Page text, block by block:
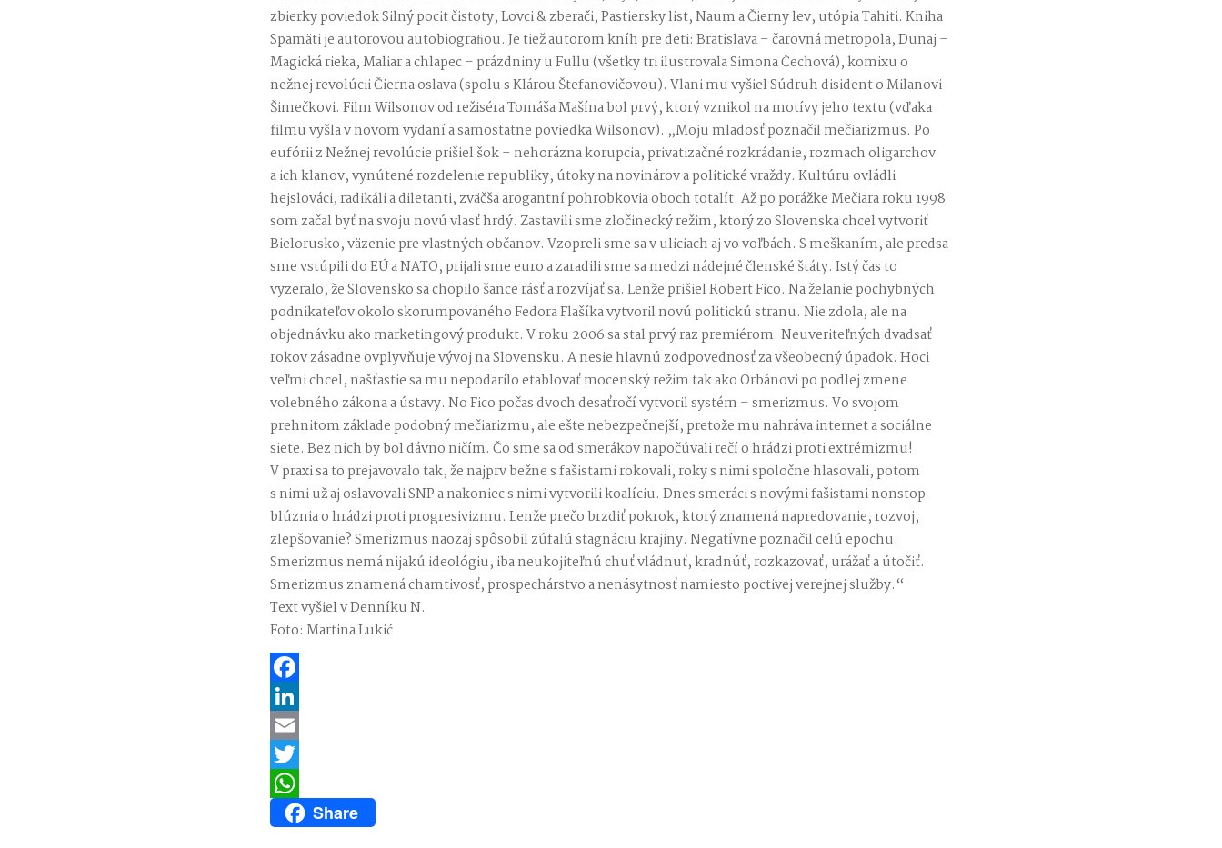
zbierky poviedok Silný pocit čistoty, Lovci & zberači, Pastiersky list, Naum a Čierny lev, utópia Tahiti. Kniha
Spamäti je autorovou autobiograﬁou. Je tiež autorom kníh pre deti: Bratislava – čarovná metropola, Dunaj –
Magická rieka, Maliar a chlapec – prázdniny u Fullu (všetky tri ilustrovala Simona Čechová), komixu o
nežnej revolúcii Čierna oslava (spolu s Klárou Štefanovičovou). Vlani mu vyšiel Súdruh disident o Milanovi
Šimečkovi. Film Wilsonov od režiséra Tomáša Mašína bol prvý, ktorý vznikol na motívy jeho textu (vďaka
filmu vyšla v novom vydaní a samostatne poviedka Wilsonov). „Moju mladosť poznačil mečiarizmus. Po
eufórii z Nežnej revolúcie prišiel šok – nehorázna korupcia, privatizačné rozkrádanie, rozmach oligarchov
a ich klanov, vynútené rozdelenie republiky, útoky na novinárov a politické vraždy. Kultúru ovládli
hejslováci, radikáli a diletanti, zväčša arogantní pohrobkovia oboch totalít. Až po porážke Mečiara roku 1998
som začal byť na svoju novú vlasť hrdý. Zastavili sme zločinecký režim, ktorý zo Slovenska chcel vytvoriť
Bielorusko, väzenie pre vlastných občanov. Vzopreli sme sa v uliciach aj vo voľbách. S meškaním, ale predsa
sme vstúpili do EÚ a NATO, prijali sme euro a zaradili sme sa medzi nádejné členské štáty. Istý čas to
vyzeralo, že Slovensko sa chopilo šance rásť a rozvíjať sa. Lenže prišiel Robert Fico. Na želanie pochybných
podnikateľov okolo skorumpovaného Fedora Flašíka vytvoril novú politickú stranu. Nie zdola, ale na
objednávku ako marketingový produkt. V roku 2006 sa stal prvý raz premiérom. Neuveriteľných dvadsať
rokov zásadne ovplyvňuje vývoj na Slovensku. A nesie hlavnú zodpovednosť za všeobecný úpadok. Hoci
veľmi chcel, našťastie sa mu nepodarilo etablovať mocenský režim tak ako Orbánovi po podlej zmene
volebného zákona a ústavy. No Fico počas dvoch desaťročí vytvoril systém – smerizmus. Vo svojom
prehnitom základe podobný mečiarizmu, ale ešte nebezpečnejší, pretože mu nahráva internet a sociálne
siete. Bez nich by bol dávno ničím. Čo sme sa od smerákov napočúvali rečí o hrádzi proti extrémizmu!
V praxi sa to prejavovalo tak, že najprv bežne s fašistami rokovali, roky s nimi spoločne hlasovali, potom
s nimi už aj oslavovali SNP a nakoniec s nimi vytvorili koalíciu. Dnes smeráci s novými fašistami nonstop
blúznia o hrádzi proti progresivizmu. Lenže prečo brzdiť pokrok, ktorý znamená napredovanie, rozvoj,
zlepšovanie? Smerizmus naozaj spôsobil zúfalú stagnáciu krajiny. Negatívne poznačil celú epochu.
Smerizmus nemá nijakú ideológiu, iba neukojiteľnú chuť vládnuť, kradnúť, rozkazovať, urážať a útočiť.
Smerizmus znamená chamtivosť, prospechárstvo a nenásytnosť namiesto poctivej verejnej služby.“
Text vyšiel v Denníku N.
Foto: Martina Lukić
Facebook
LinkedIn
Email
Twitter
WhatsAppShare